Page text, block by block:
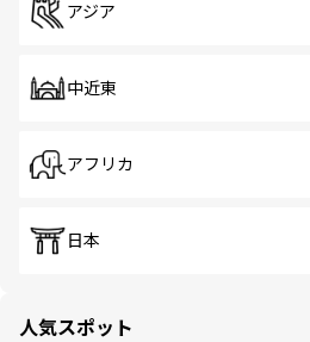
アジア
中近東
アフリカ
日本
人気スポット